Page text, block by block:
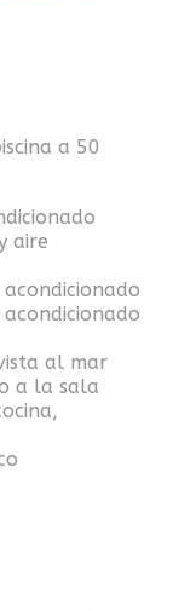
a 50
aire
al mar
a la sala